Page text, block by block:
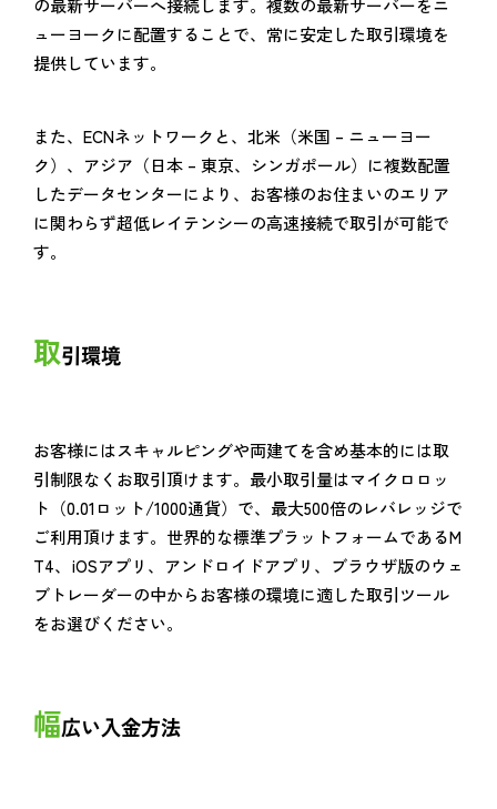
の最新サーバーへ接続します。複数の最新サーバーをニ
ューヨークに配置することで、常に安定した取引環境を
提供しています。
また、ECNネットワークと、北米（米国 – ニューヨー
ク）、アジア（日本 – 東京、シンガポール）に複数配置
したデータセンターにより、お客様のお住まいのエリア
に関わらず超低レイテンシーの高速接続で取引が可能で
す。
取引環境
お客様にはスキャルピングや両建てを含め基本的には取
引制限なくお取引頂けます。最小取引量はマイクロロッ
ト（0.01ロット/1000通貨）で、最大500倍のレバレッジで
ご利用頂けます。世界的な標準プラットフォームであるM
T4、iOSアプリ、アンドロイドアプリ、ブラウザ版のウェ
ブトレーダーの中からお客様の環境に適した取引ツール
をお選びください。
幅広い入金方法